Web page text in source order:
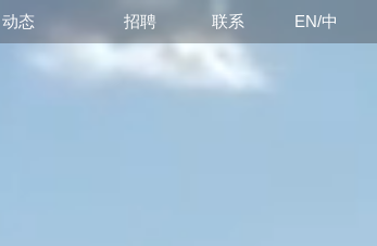
动态 招聘 联系 EN/中